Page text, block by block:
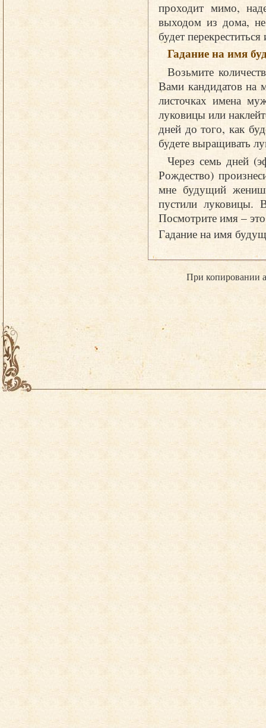
проходит мимо,
выходом из дома, не
будет
Гадание на имя
Возьмите
Вами кандидатов на
листочках имена
луковицы или
дней до того, как
будете выращивать
Через семь дней
Рождество)
мне будущий
пустили луковицы.
Посмотрите имя –
Гадание на имя
При копировании